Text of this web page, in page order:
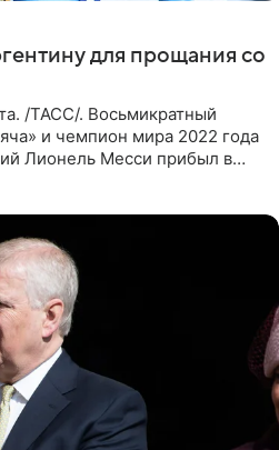
для прощания со
/ТАСС/. Восьмикратный
и чемпион мира 2022 года
Лионель Месси прибыл в